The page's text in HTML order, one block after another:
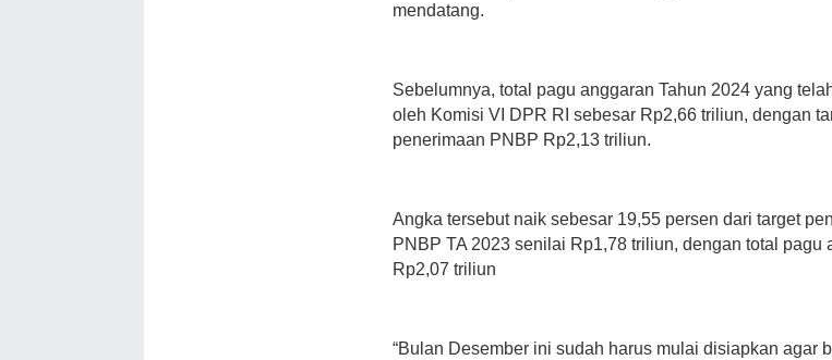
mendatang.
Sebelumnya, total pagu anggaran Tahun 2024 yang
oleh Komisi VI DPR RI sebesar Rp2,66 triliun, dengan
penerimaan PNBP Rp2,13 triliun.
Angka tersebut naik sebesar 19,55 persen dari target
PNBP TA 2023 senilai Rp1,78 triliun, dengan total pagu
Rp2,07 triliun
“Bulan Desember ini sudah harus mulai disiapkan agar